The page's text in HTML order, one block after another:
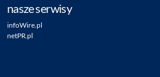
nasze serwisy
infoWire.pl
netPR.pl